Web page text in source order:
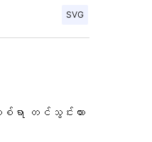
SVG
ာ တင်သွင်းထား